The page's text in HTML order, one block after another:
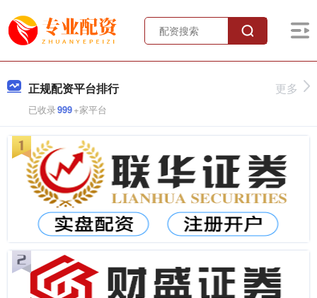
正规配资平台排行
已收录999+家平台
更多